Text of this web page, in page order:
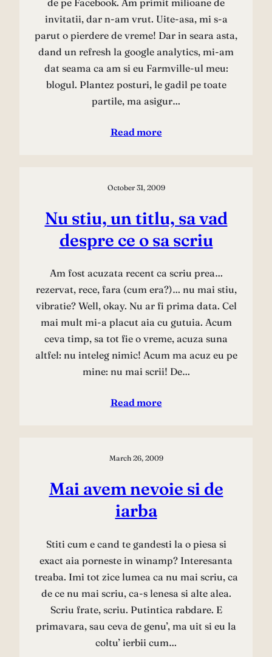
invitatii, dar n-am vrut. Uite-asa, mi s-a
parut o pierdere de vreme! Dar in seara asta,
dand un refresh la google analytics, mi-am
dat seama ca am si eu Farmville-ul meu:
blogul. Plantez posturi, le gadil pe toate
partile, ma asigur…
Read more
October 31, 2009
Nu stiu, un titlu, sa vad
despre ce o sa scriu
Am fost acuzata recent ca scriu prea…
rezervat, rece, fara (cum era?)… nu mai stiu,
vibratie? Well, okay. Nu ar fi prima data. Cel
mai mult mi-a placut aia cu gutuia. Acum
ceva timp, sa tot fie o vreme, acuza suna
altfel: nu inteleg nimic! Acum ma acuz eu pe
mine: nu mai scrii! De…
Read more
March 26, 2009
Mai avem nevoie si de
iarba
Stiti cum e cand te gandesti la o piesa si
exact aia porneste in winamp? Interesanta
treaba. Imi tot zice lumea ca nu mai scriu, ca
de ce nu mai scriu, ca-s lenesa si alte alea.
Scriu frate, scriu. Putintica rabdare. E
primavara, sau ceva de genu’, ma uit si eu la
coltu’ ierbii cum…